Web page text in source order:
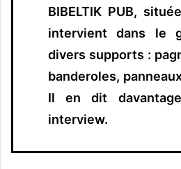
BIBELTIK PUB,
intervient dans le
divers supports :
banderoles,
Il en dit
interview.